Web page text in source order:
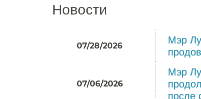
Новости​​
07/28/2026
Мэр
07/06/2026
Мэр
после